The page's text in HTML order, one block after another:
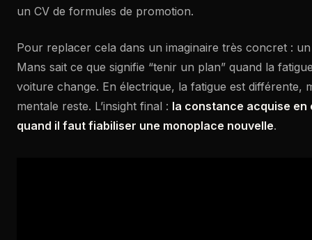
un CV de formules de promotion.
Pour replacer cela dans un imaginaire très concret :
Mans sait ce que signifie “tenir un plan” quand la
voiture change. En électrique, la fatigue est différente,
mentale reste. L’insight final : la constance acquise en
quand il faut fiabiliser une monoplace nouvelle.